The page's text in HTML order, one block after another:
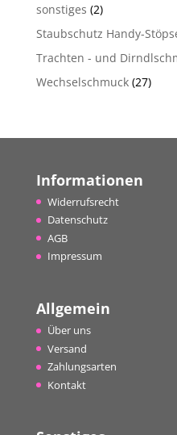
sonstiges (2)
Staubschutz Handy-
Trachten - und
Wechselschmuck (27)
Informationen
Widerrufsrecht
Datenschutz
AGB
Impressum
Allgemein
Über uns
Versand
Zahlungsarten
Kontakt